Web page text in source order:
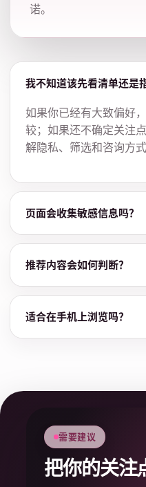
诺。
我不知道该先看清单还是
如果你已经有大致偏好
较；如果还不确定关注
解隐私、筛选和咨询方
页面会收集敏感信息吗？
推荐内容会如何判断？
适合在手机上浏览吗？
需要建议
把你的关注